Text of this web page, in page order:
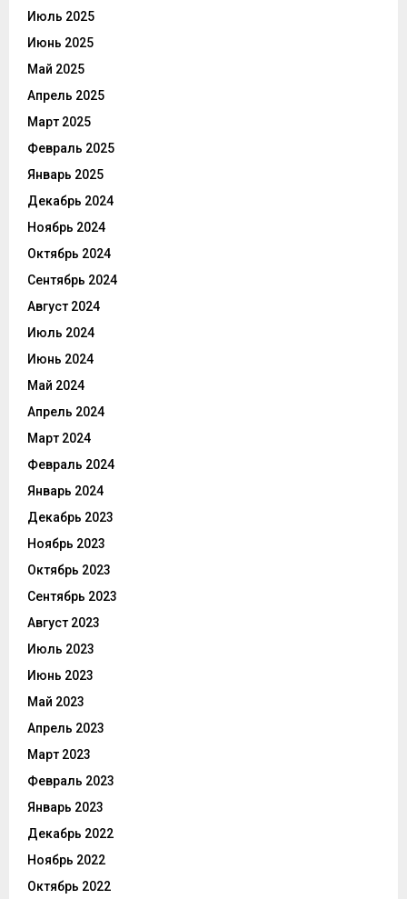
Июль 2025
Июнь 2025
Май 2025
Апрель 2025
Март 2025
Февраль 2025
Январь 2025
Декабрь 2024
Ноябрь 2024
Октябрь 2024
Сентябрь 2024
Август 2024
Июль 2024
Июнь 2024
Май 2024
Апрель 2024
Март 2024
Февраль 2024
Январь 2024
Декабрь 2023
Ноябрь 2023
Октябрь 2023
Сентябрь 2023
Август 2023
Июль 2023
Июнь 2023
Май 2023
Апрель 2023
Март 2023
Февраль 2023
Январь 2023
Декабрь 2022
Ноябрь 2022
Октябрь 2022